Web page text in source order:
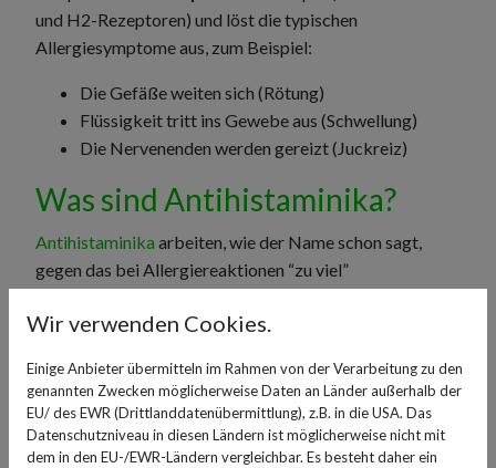
und H2-Rezeptoren) und löst die typischen
Allergiesymptome aus, zum Beispiel:
Die Gefäße weiten sich (Rötung)
Flüssigkeit tritt ins Gewebe aus (Schwellung)
Die Nervenenden werden gereizt (Juckreiz)
Was sind Antihistaminika?
Antihistaminika arbeiten, wie der Name schon sagt,
gegen das bei Allergiereaktionen “zu viel”
Histamin-Rezeptoren im Körper blockieren. Das
wirksam werden und somit nicht die typischen
Allergiesymptome auslösen.
In der Geschichte der Medizin haben sich diese
Wir verwenden Cookies.
Einige Anbieter übermitteln im Rahmen von der Verarbeitung zu den
genannten Zwecken möglicherweise Daten an Länder außerhalb der
EU/ des EWR (Drittlanddatenübermittlung), z.B. in die USA. Das
Datenschutzniveau in diesen Ländern ist möglicherweise nicht mit
dem in den EU-/EWR-Ländern vergleichbar. Es besteht daher ein